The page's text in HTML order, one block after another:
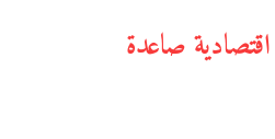
صاعدة